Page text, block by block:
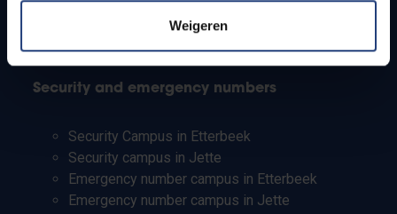
Weigeren
Working students
Security and emergency numbers
Security Campus in Etterbeek
Security campus in Jette
Emergency number campus in Etterbeek
Emergency number campus in Jette